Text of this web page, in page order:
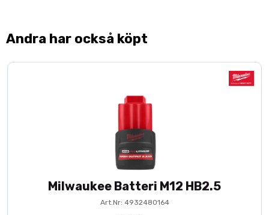
Andra har också köpt
Milwaukee Batteri M12 HB2.5
Art.Nr: 4932480164